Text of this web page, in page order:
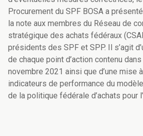
Procurement du SPF BOSA a
la note aux membres du Réseau de
stratégique des achats fédéraux
présidents des SPF et SPP. Il s’agit
de chaque point d’action contenu
novembre 2021 ainsi que d’une mise
indicateurs de performance du
de la politique fédérale d’achats pour